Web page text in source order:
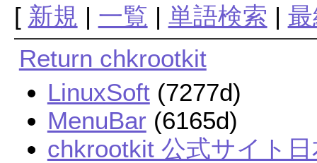
[ 新規 | 一覧 | 単語検索 |
Return chkrootkit
LinuxSoft(7277d)
MenuBar (6165d)
chkrootkit 公式サイト